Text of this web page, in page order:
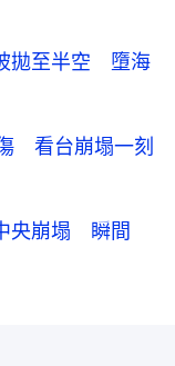
拋至半空 墮海
看台崩塌一刻
央崩塌 瞬間